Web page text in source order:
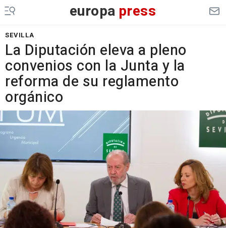
europa press
SEVILLA
La Diputación eleva a pleno
convenios con la Junta y la
reforma de su reglamento
orgánico